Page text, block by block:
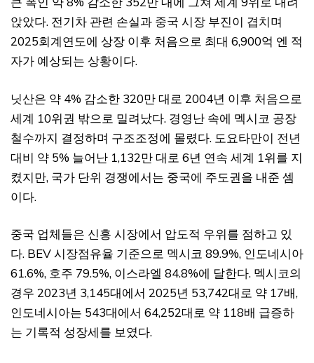
앉았다. 전기차 관련 손실과 중국 시장 부진이 겹치며
2025회계연도에 상장 이후 처음으로 최대 6,900억 엔 적
자가 예상되는 상황이다.
닛산은 약 4% 감소한 320만 대로 2004년 이후 처음으로
세계 10위권 밖으로 밀려났다. 경영난 속에 멕시코 공장
철수까지 결정하며 구조조정에 몰렸다. 도요타만이 전년
대비 약 5% 늘어난 1,132만 대로 6년 연속 세계 1위를 지
켰지만, 국가 단위 경쟁에서는 중국에 주도권을 내준 셈
이다.
중국 업체들은 신흥 시장에서 압도적 우위를 점하고 있
다. BEV 시장점유율 기준으로 멕시코 89.9%, 인도네시아
61.6%, 호주 79.5%, 이스라엘 84.8%에 달한다. 멕시코의
경우 2023년 3,145대에서 2025년 53,742대로 약 17배,
인도네시아는 543대에서 64,252대로 약 118배 급증하
는 기록적 성장세를 보였다.